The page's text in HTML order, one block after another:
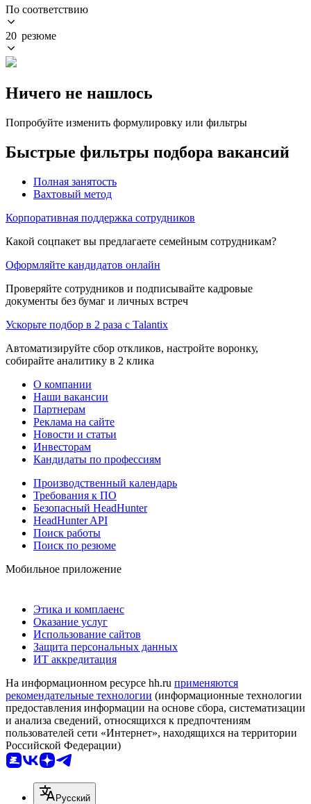
По соответствию
20 резюме
Ничего не нашлось
Попробуйте изменить формулировку или фильтры
Быстрые фильтры подбора вакансий
Полная занятость
Вахтовый метод
Корпоративная поддержка сотрудников
Какой соцпакет вы предлагаете семейным сотрудникам?
Оформляйте кандидатов онлайн
Проверяйте сотрудников и подписывайте кадровые
документы без бумаг и личных встреч
Ускорьте подбор в 2 раза с Talantix
Автоматизируйте сбор откликов, настройте воронку,
собирайте аналитику в 2 клика
О компании
Наши вакансии
Партнерам
Реклама на сайте
Новости и статьи
Инвесторам
Кандидаты по профессиям
Производственный календарь
Требования к ПО
Безопасный HeadHunter
HeadHunter API
Поиск работы
Поиск по резюме
Мобильное приложение
Этика и комплаенс
Оказание услуг
Использование сайтов
Защита персональных данных
ИТ аккредитация
На информационном ресурсе hh.ru применяются
рекомендательные технологии (информационные технологии
предоставления информации на основе сбора, систематизации
и анализа сведений, относящихся к предпочтениям
пользователей сети «Интернет», находящихся на территории
Российской Федерации)
Русский